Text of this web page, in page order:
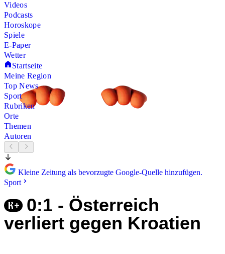
Videos
Podcasts
Horoskope
Spiele
E-Paper
Wetter
Startseite
Meine Region
Top News
Sport
Rubriken
Orte
Themen
Autoren
Kleine Zeitung als bevorzugte Google-Quelle hinzufügen.
Sport
0:1 - Österreich
verliert gegen Kroatien